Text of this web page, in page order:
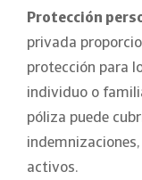
Protección
privada
protección para
individuo o
póliza puede
activos.